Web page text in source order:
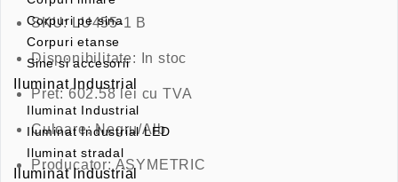
Corpuri pe sina
Corpuri etanse
Sine si accesorii
Iluminat Industrial
Iluminat Industrial
Iluminat Industrial LED
Iluminat stradal
Iluminat Industrial
SKU:LU455-1 B
Disponibilitate: In stoc
Pret:602.58 lei cu TVA
Culoare:Negru/Alb
Producator: ASYMETRIC